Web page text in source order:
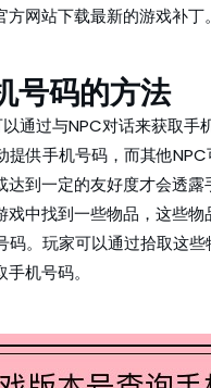
网站下载最新的游戏补丁。
号码的方法
通过与NPC对话来获取手
提供手机号码，而其他
达到一定的友好度才会透露
戏中找到一些物品，这些物
码。玩家可以通过拾取这些
机号码。